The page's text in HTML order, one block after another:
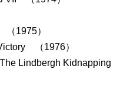
1975）
（1976）
Lindbergh Kidnapping